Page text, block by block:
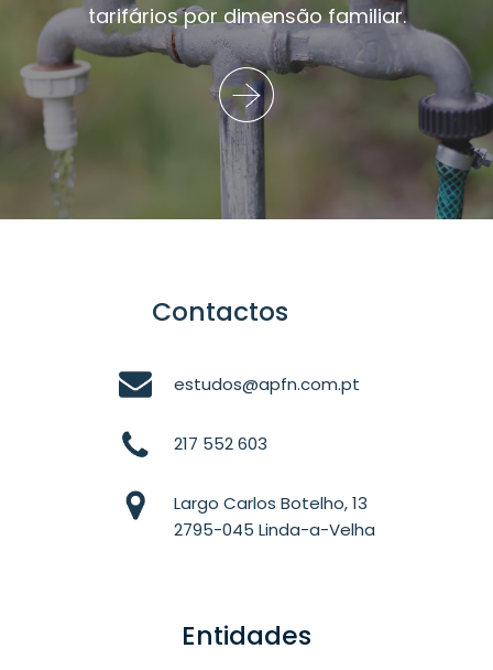
tarifários por dimensão familiar.
Contactos
estudos@apfn.com.pt
217 552 603
Largo Carlos Botelho, 13
2795-045 Linda-a-Velha
Entidades